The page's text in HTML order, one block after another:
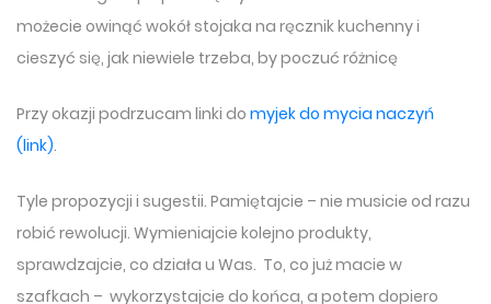
możecie owinąć wokół stojaka na ręcznik kuchenny i
cieszyć się, jak niewiele trzeba, by poczuć różnicę
Przy okazji podrzucam linki do myjek do mycia naczyń
(link).
Tyle propozycji i sugestii. Pamiętajcie – nie musicie od razu
robić rewolucji. Wymieniajcie kolejno produkty,
sprawdzajcie, co działa u Was. To, co już macie w
szafkach – wykorzystajcie do końca, a potem dopiero